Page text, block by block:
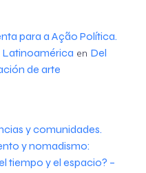
para a Ação Política.
Latinoamérica en Del
de arte
y comunidades.
y nomadismo:
tiempo y el espacio? –